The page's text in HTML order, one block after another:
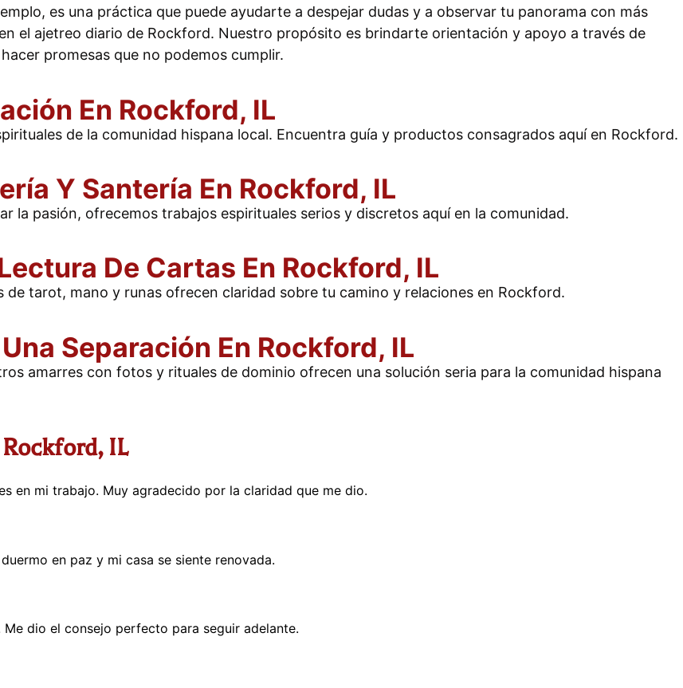
es una práctica que puede ayudarte a despejar dudas y a observar tu panorama con más
el ajetreo diario de Rockford. Nuestro propósito es brindarte orientación y apoyo a través de
promesas que no podemos cumplir.
En Rockford, IL
de la comunidad hispana local. Encuentra guía y productos consagrados aquí en Rockford.
Y Santería En Rockford, IL
la pasión, ofrecemos trabajos espirituales serios y discretos aquí en la comunidad.
De Cartas En Rockford, IL
tarot, mano y runas ofrecen claridad sobre tu camino y relaciones en Rockford.
Separación En Rockford, IL
amarres con fotos y rituales de dominio ofrecen una solución seria para la comunidad hispana
IL
en mi trabajo. Muy agradecido por la claridad que me dio.
en paz y mi casa se siente renovada.
dio el consejo perfecto para seguir adelante.